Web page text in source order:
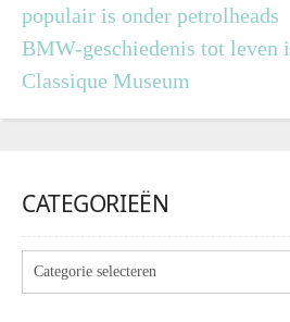
populair is onder petrolheads
BMW-geschiedenis tot leven
Classique Museum
CATEGORIEËN